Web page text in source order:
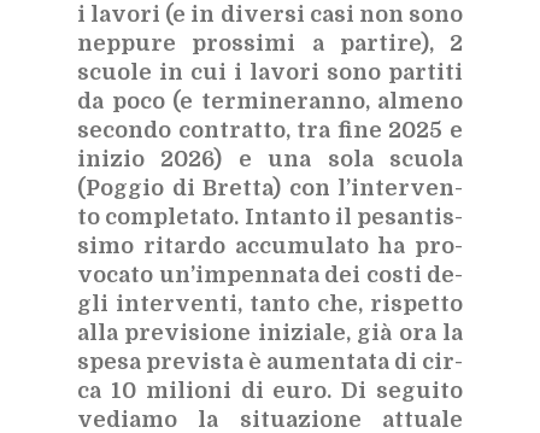
i la­vo­ri (e in di­ver­si casi non sono
nep­pu­re pros­si­mi a par­ti­re), 2
scuo­le in cui i la­vo­ri sono par­ti­ti
da poco (e ter­mi­ne­ran­no, al­me­no
se­con­do con­trat­to, tra fine 2025 e
ini­zio 2026) e una sola scuo­la
(Pog­gio di Bret­ta) con l’in­ter­ven­
to com­ple­ta­to. In­tan­to il pe­san­tis­
si­mo ri­tar­do ac­cu­mu­la­to ha pro­
vo­ca­to un’im­pen­na­ta dei co­sti de­
gli in­ter­ven­ti, tan­to che, ri­spet­to
alla pre­vi­sio­ne ini­zia­le, già ora la
spe­sa pre­vi­sta è au­men­ta­ta di cir­
ca 10 mi­lio­ni di euro. Di se­gui­to
ve­dia­mo la si­tua­zio­ne at­tua­le